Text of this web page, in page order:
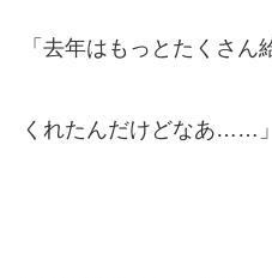
「去年はもっとたくさん
くれたんだけどなあ……」